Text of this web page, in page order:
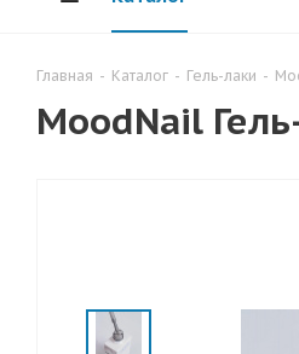
Главная - Каталог - Гель-лаки -
MoodNail